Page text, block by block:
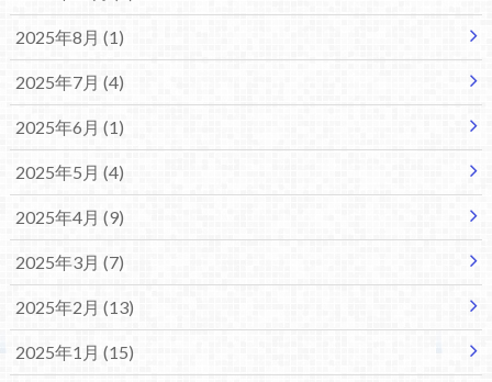
2025年8月 (1)
2025年7月 (4)
2025年6月 (1)
2025年5月 (4)
2025年4月 (9)
2025年3月 (7)
2025年2月 (13)
2025年1月 (15)